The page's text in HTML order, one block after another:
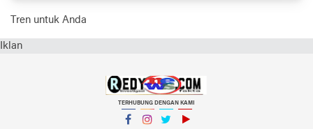
Tren untuk Anda
Iklan
TERHUBUNG DENGAN KAMI